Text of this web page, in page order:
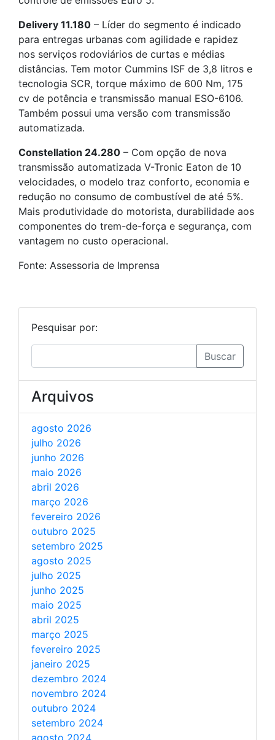
Delivery 11.180 – Líder do segmento é indicado
para entregas urbanas com agilidade e rapidez
nos serviços rodoviários de curtas e médias
distâncias. Tem motor Cummins ISF de 3,8 litros e
tecnologia SCR, torque máximo de 600 Nm, 175
cv de potência e transmissão manual ESO-6106.
Também possui uma versão com transmissão
automatizada.
Constellation 24.280 – Com opção de nova
transmissão automatizada V-Tronic Eaton de 10
velocidades, o modelo traz conforto, economia e
redução no consumo de combustível de até 5%.
Mais produtividade do motorista, durabilidade aos
componentes do trem-de-força e segurança, com
vantagem no custo operacional.
Fonte: Assessoria de Imprensa
Pesquisar por:
Buscar
Arquivos
agosto 2026
julho 2026
junho 2026
maio 2026
abril 2026
março 2026
fevereiro 2026
outubro 2025
setembro 2025
agosto 2025
julho 2025
junho 2025
maio 2025
abril 2025
março 2025
fevereiro 2025
janeiro 2025
dezembro 2024
novembro 2024
outubro 2024
setembro 2024
agosto 2024